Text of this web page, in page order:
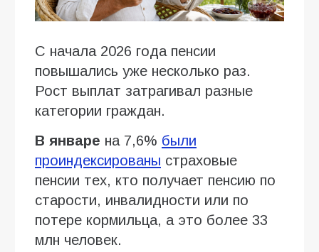
С начала 2026 года пенсии
повышались уже несколько раз.
Рост выплат затрагивал разные
категории граждан.
В январе на 7,6% были
проиндексированы страховые
пенсии тех, кто получает пенсию по
старости, инвалидности или по
потере кормильца, а это более 33
млн человек.